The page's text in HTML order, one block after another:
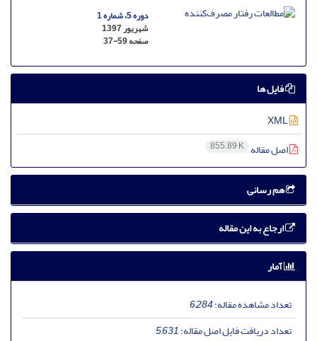
دوره 5، شماره 1
شهریور 1397
صفحه37-59
فایل ها
اصل مقاله 855.89 K
هم رسانی
ارجاع به این مقاله
آمار
تعداد مشاهده مقاله:6,284
تعداد دریافت فایل اصل مقاله:5,631